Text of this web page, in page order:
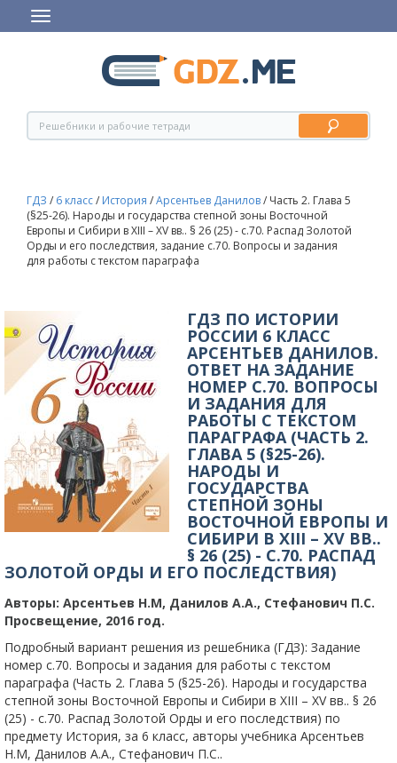
ГДЗ / 6 класс/ История /Арсентьев Данилов/ Часть 2. Глава 5
(§25-26). Народы и государства степной зоны Восточной
Европы и Сибири в XIII – XV вв.. § 26 (25) - c.70. Распад Золотой
Орды и его последствия, задание с.70. Вопросы и задания
для работы с текстом параграфа
ГДЗ ПО ИСТОРИИ
РОССИИ 6 КЛАСС
АРСЕНТЬЕВ ДАНИЛОВ.
ОТВЕТ НА ЗАДАНИЕ
НОМЕР С.70. ВОПРОСЫ
И ЗАДАНИЯ ДЛЯ
РАБОТЫ С ТЕКСТОМ
ПАРАГРАФА (ЧАСТЬ 2.
ГЛАВА 5 (§25-26).
НАРОДЫ И
ГОСУДАРСТВА
СТЕПНОЙ ЗОНЫ
ВОСТОЧНОЙ ЕВРОПЫ И
СИБИРИ В XIII – XV ВВ..
§ 26 (25) - C.70. РАСПАД
ЗОЛОТОЙ ОРДЫ И ЕГО ПОСЛЕДСТВИЯ)
Авторы: Арсентьев Н.М, Данилов А.А., Стефанович П.С.
Просвещение, 2016 год.
Подробный вариант решения из решебника (ГДЗ): Задание
номер с.70. Вопросы и задания для работы с текстом
параграфа (Часть 2. Глава 5 (§25-26). Народы и государства
степной зоны Восточной Европы и Сибири в XIII – XV вв.. § 26
(25) - c.70. Распад Золотой Орды и его последствия) по
предмету История, за 6 класс, авторы учебника Арсентьев
Н.М, Данилов А.А., Стефанович П.С..